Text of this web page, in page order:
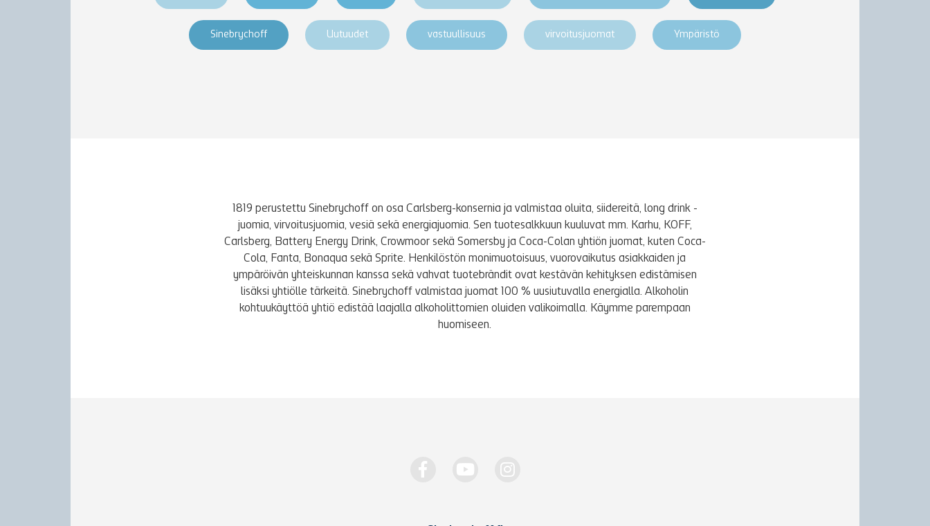
Sinebrychoff Uutuudet vastuullisuus virvoitusjuomat Ympäristö
1819 perustettu Sinebrychoff on osa Carlsberg-konsernia ja valmistaa oluita, siidereitä, long drink -
juomia, virvoitusjuomia, vesiä sekä energiajuomia. Sen tuotesalkkuun kuuluvat mm. Karhu, KOFF,
Carlsberg, Battery Energy Drink, Crowmoor sekä Somersby ja Coca-Colan yhtiön juomat, kuten Coca-
Cola, Fanta, Bonaqua sekä Sprite. Henkilöstön monimuotoisuus, vuorovaikutus asiakkaiden ja
ympäröivän yhteiskunnan kanssa sekä vahvat tuotebrändit ovat kestävän kehityksen edistämisen
lisäksi yhtiölle tärkeitä. Sinebrychoff valmistaa juomat 100 % uusiutuvalla energialla. Alkoholin
kohtuukäyttöä yhtiö edistää laajalla alkoholittomien oluiden valikoimalla. Käymme parempaan
huomiseen.